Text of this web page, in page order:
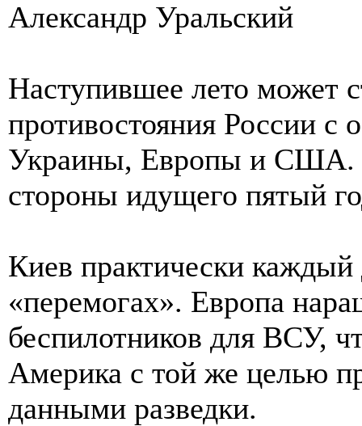
Александр Уральский
Наступившее лето может
противостояния России
Украины, Европы и США.
стороны идущего пятый
Киев практически
«перемогах». Европа
беспилотников для ВСУ,
Америка с той же целью
данными разведки.